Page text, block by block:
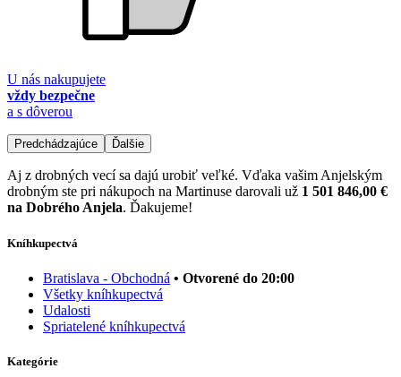
U nás nakupujete
vždy bezpečne
a s dôverou
Predchádzajúce Ďalšie
Aj z drobných vecí sa dajú urobiť veľké. Vďaka vašim Anjelským
drobným ste pri nákupoch na Martinuse darovali už 1 501 846,00 €
na Dobrého Anjela. Ďakujeme!
Kníhkupectvá
Bratislava - Obchodná • Otvorené do 20:00
Všetky kníhkupectvá
Udalosti
Spriatelené kníhkupectvá
Kategórie